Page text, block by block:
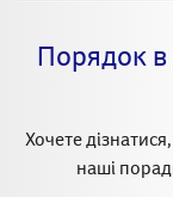
Порядок
Хочете
наші